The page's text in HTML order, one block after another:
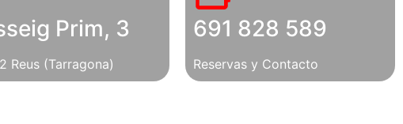
Prim, 3
Reus (Tarragona)
691 828 589
Reservas y Contacto